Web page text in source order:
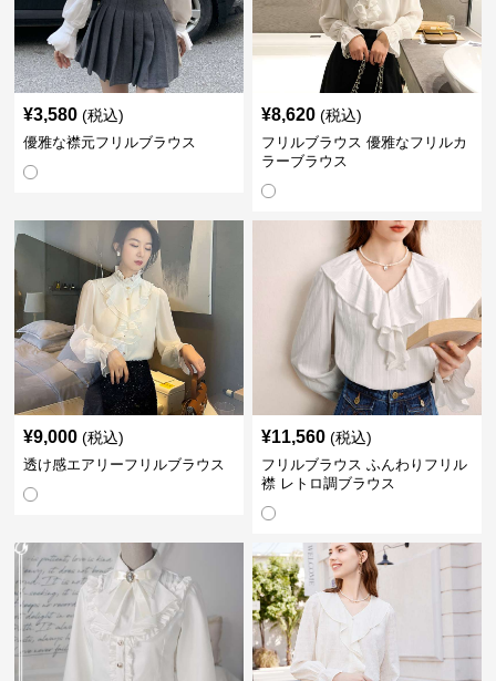
¥3,580 (税込)
優雅な襟元フリルブラウス
¥8,620 (税込)
フリルブラウス 優雅なフリルカ
ラーブラウス
¥9,000 (税込)
透け感エアリーフリルブラウス
¥11,560 (税込)
フリルブラウス ふんわりフリル
襟 レトロ調ブラウス